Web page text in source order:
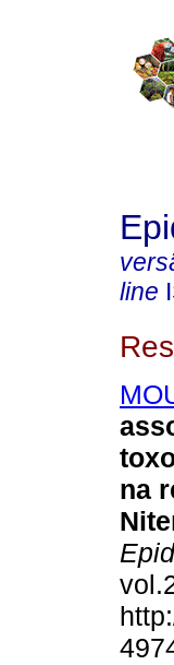
line
na